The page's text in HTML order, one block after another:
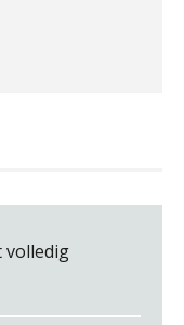
volledig